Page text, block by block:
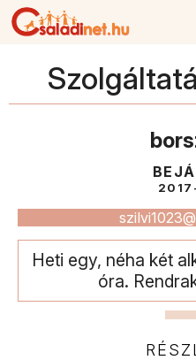
Heti egy, néha két
óra.